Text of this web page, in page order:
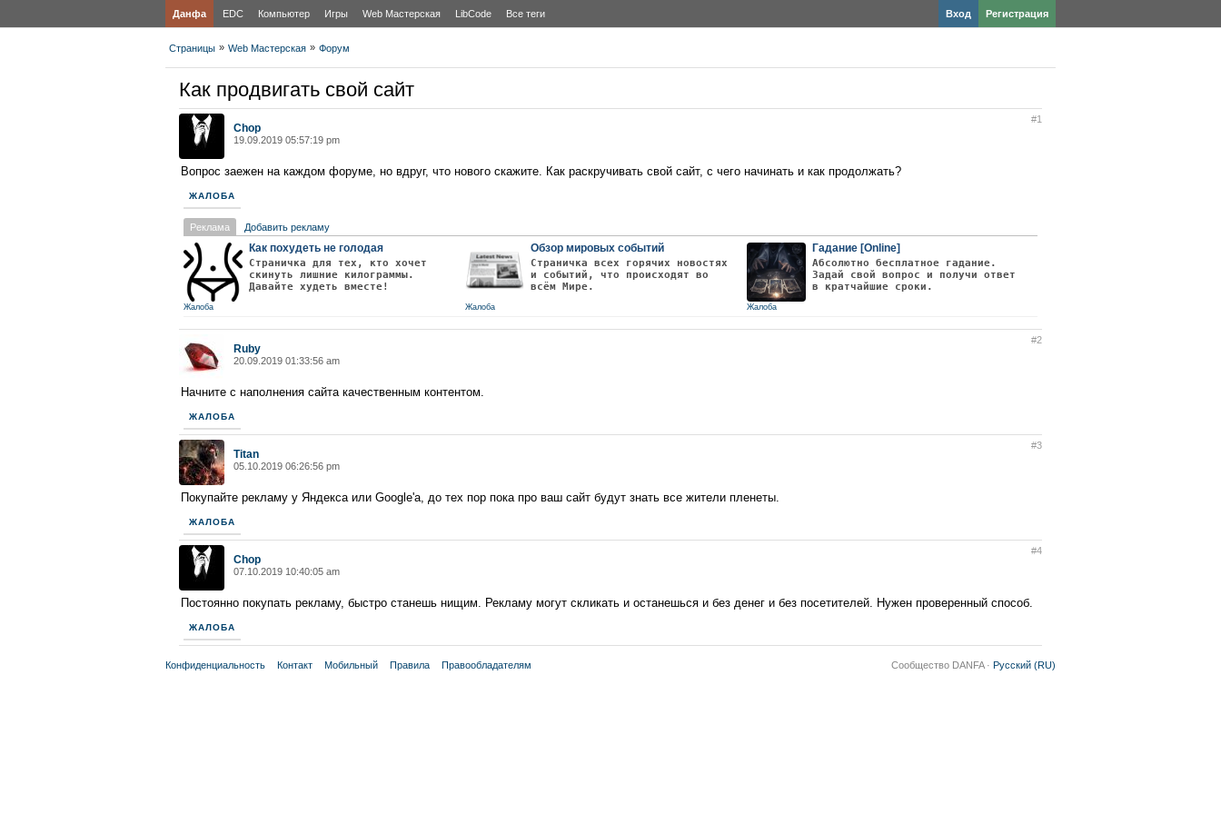
Данфа EDC Компьютер Игры Web Мастерская LibCode Все теги Регистрация
Вход
Страницы » Web Мастерская » Форум
Как продвигать свой сайт
Chop
19.09.2019 05:57:19 pm
#1
Вопрос заежен на каждом форуме, но вдруг, что нового скажите. Как раскручивать свой сайт, с чего начинать и как продолжать?
ЖАЛОБА
Реклама Добавить рекламу
Как похудеть не голодая
Страничка для тех, кто хочет
скинуть лишние килограммы.
Давайте худеть вместе!
Жалоба
Обзор мировых событий
Страничка всех горячих новостях
и событий, что происходят во
всём Мире.
Жалоба
Гадание [Online]
Абсолютно бесплатное гадание.
Задай свой вопрос и получи ответ
в кратчайшие сроки.
Жалоба
Ruby
20.09.2019 01:33:56 am
#2
Начните с наполнения сайта качественным контентом.
ЖАЛОБА
Titan
05.10.2019 06:26:56 pm
#3
Покупайте рекламу у Яндекса или Google'а, до тех пор пока про ваш сайт будут знать все жители пленеты.
ЖАЛОБА
Chop
07.10.2019 10:40:05 am
#4
Постоянно покупать рекламу, быстро станешь нищим. Рекламу могут скликать и останешься и без денег и без посетителей. Нужен проверенный способ.
ЖАЛОБА
Конфиденциальность Контакт Мобильный Правила Правообладателям Сообщество DANFA · Русский (RU)